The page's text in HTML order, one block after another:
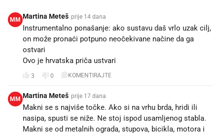
MM Martina Meteš prije 14 dana
Instrumentalno ponašanje: ako sustavu daš vrlo uzak cilj,
on može pronaći potpuno neočekivane načine da ga
ostvari
Ovo je hrvatska priča ustvari
3 0 KOMENTIRAJTE
MM Martina Meteš prije 17 dana
Makni se s najviše točke. Ako si na vrhu brda, hridi ili
nasipa, spusti se niže. Ne stoj ispod usamljenog stabla.
Makni se od metalnih ograda, stupova, bicikla, motora i